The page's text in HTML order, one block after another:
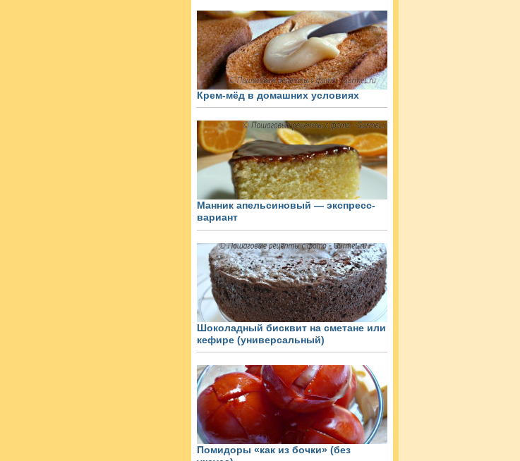
Крем-мёд в домашних условиях
Манник апельсиновый — экспресс-
вариант
Шоколадный бисквит на сметане или
кефире (универсальный)
Помидоры «как из бочки» (без